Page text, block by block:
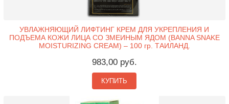
УВЛАЖНЯЮЩИЙ ЛИФТИНГ КРЕМ ДЛЯ УКРЕПЛЕНИЯ И
ПОДЪЕМА КОЖИ ЛИЦА СО ЗМЕИНЫМ ЯДОМ (BANNA SNAKE
MOISTURIZING CREAM) – 100 гр. ТАИЛАНД.
983,00 руб.
КУПИТЬ